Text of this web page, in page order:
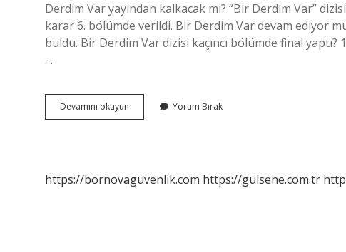
Derdim Var yayından kalkacak mı? “Bir Derdim Var”
karar 6. bölümde verildi. Bir Derdim Var devam ediyor
buldu. Bir Derdim Var dizisi kaçıncı bölümde final yaptı?
…
Devamını okuyun
Derdim
Yorum Bırak
https://bornovaguvenlik.com https://gulsene.com.tr